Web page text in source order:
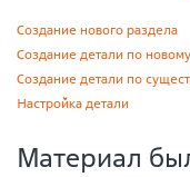
Создание нового раздела
Создание детали по
Создание детали по
Настройка детали
Материал